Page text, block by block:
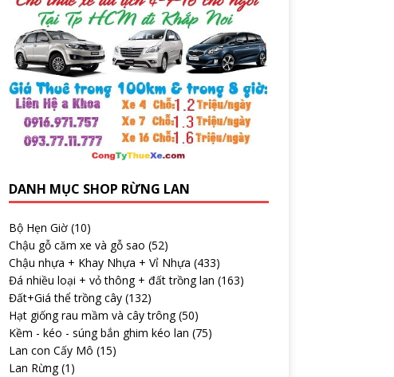
DANH MỤC SHOP RỪNG LAN
Bộ Hẹn Giờ (10)
Chậu gỗ căm xe và gỗ sao (52)
Chậu nhựa + Khay Nhựa + Vỉ Nhựa (433)
Đá nhiều loại + vỏ thông + đất trồng lan (163)
Đất+Giá thể trồng cây (132)
Hạt giống rau mầm và cây trông (50)
Kềm - kéo - súng bắn ghim kéo lan (75)
Lan con Cấy Mô (15)
Lan Rừng (1)